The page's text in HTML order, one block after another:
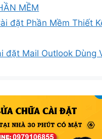
MỀM
đặt Phần Mềm Thiết
đặt Mail Outlook Dùng